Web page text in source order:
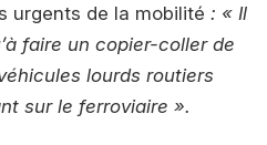
urgents de la mobilité : « Il
faire un copier-coller de
lourds routiers
sur le ferroviaire ».